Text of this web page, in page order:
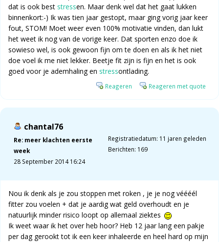
dat is ook best stressen. Maar denk wel dat het gaat lukken
binnenkort:-) Ik was tien jaar gestopt, maar ging vorig jaar keer
fout, STOM! Moet weer even 100% motivatie vinden, dan lukt
het weet ik nog van de vorige keer. Dat sporten enzo doe ik
sowieso wel, is ook gewoon fijn om te doen en als ik het niet
doe voel ik me niet lekker. Beetje fit zijn is fijn en het is ook
goed voor je ademhaling en stressontlading.
Reageren Reageren met quote
chantal76
Re: meer klachten eerste
week
28 September 2014 16:24
Registratiedatum: 11 jaren geleden
Berichten: 169
Nou ik denk als je zou stoppen met roken , je je nog véééél
fitter zou voelen + dat je aardig wat geld overhoudt en je
natuurlijk minder risico loopt op allemaal ziektes
Ik weet waar ik het over heb hoor? Heb 12 jaar lang een pakje
per dag gerookt tot ik een keer inhaleerde en heel hard op mijn